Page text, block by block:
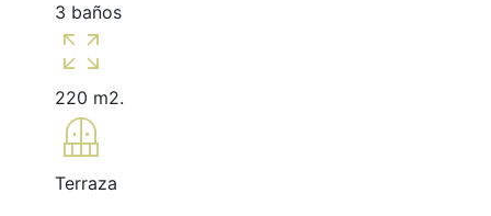
3 baños
zoom_out_map
220 m2.
balcony
Terraza